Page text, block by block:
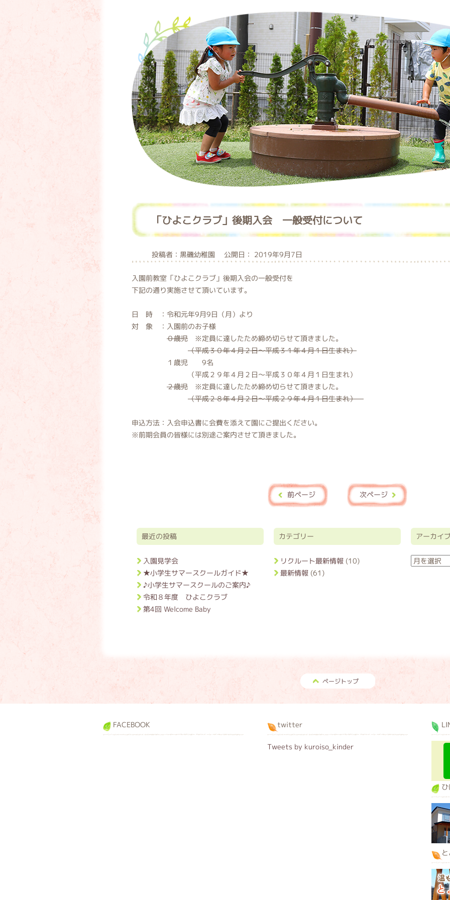
「ひよこクラブ」後期入会 一般受付について
投稿者：黒磯幼稚園 公開日： 2019年9月7日
入園前教室「ひよこクラブ」後期入会の一般受付を
下記の通り実施させて頂いています。
日 時 ：令和元年9月9日（月）より
対 象 ：入園前のお子様
０歳児 ※定員に達したため締め切らせて頂きました。
（平成３０年４月２日～平成３１年４月１日生まれ）
１歳児 9名
（平成２９年４月２日～平成３０年４月１日生まれ）
２歳児 ※定員に達したため締め切らせて頂きました。
（平成２８年４月２日～平成２９年４月１日生まれ）
申込方法：入会申込書に会費を添えて園にご提出ください。
※前期会員の皆様には別途ご案内させて頂きました。
前ページ 次ページ
最近の投稿
入園見学会
★小学生サマースクールガイド★
♪小学生サマースクールのご案内♪
令和８年度 ひよこクラブ
第4回 Welcome Baby
カテゴリー
リクルート最新情報 (10)
最新情報 (61)
アーカイ
ア
ページトップ
FACEBOOK twitter
Tweets by kuroiso_kinder